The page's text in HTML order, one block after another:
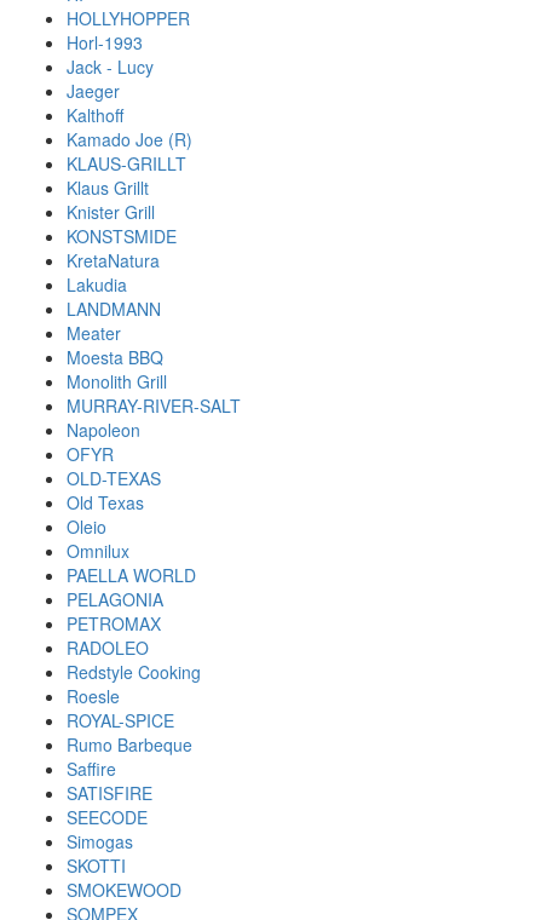
HOLLYHOPPER
Horl-1993
Jack - Lucy
Jaeger
Kalthoff
Kamado Joe (R)
KLAUS-GRILLT
Klaus Grillt
Knister Grill
KONSTSMIDE
KretaNatura
Lakudia
LANDMANN
Meater
Moesta BBQ
Monolith Grill
MURRAY-RIVER-SALT
Napoleon
OFYR
OLD-TEXAS
Old Texas
Oleio
Omnilux
PAELLA WORLD
PELAGONIA
PETROMAX
RADOLEO
Redstyle Cooking
Roesle
ROYAL-SPICE
Rumo Barbeque
Saffire
SATISFIRE
SEECODE
Simogas
SKOTTI
SMOKEWOOD
SOMPEX